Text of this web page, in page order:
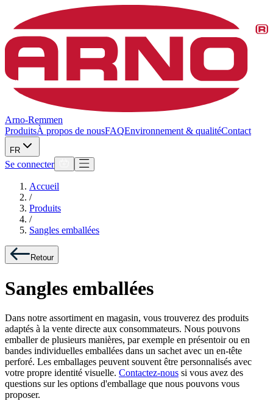
Arno-Remmen
ProduitsÀ propos de nousFAQEnvironnement & qualitéContact
FR
Se connecter
Accueil
/
Produits
/
Sangles emballées
Retour
Sangles emballées
Dans notre assortiment en magasin, vous trouverez des produits
adaptés à la vente directe aux consommateurs. Nous pouvons
emballer de plusieurs manières, par exemple en présentoir ou en
bandes individuelles emballées dans un sachet avec un en-tête
perforé. Les emballages peuvent souvent être personnalisés avec
votre propre identité visuelle. Contactez-nous si vous avez des
questions sur les options d'emballage que nous pouvons vous
proposer.